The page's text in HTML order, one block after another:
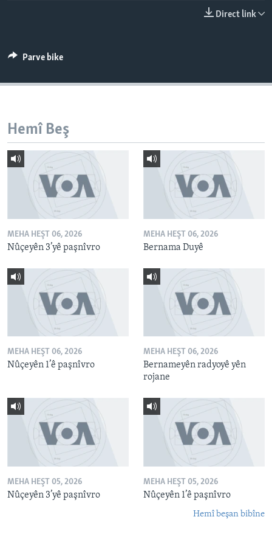
SORANÎ
Learning English
Zimanên Din
Direct link
Parve bike
Hemî Beş
MEHA HEŞT 06, 2026
Nûçeyên 3’yê paşnîvro
MEHA HEŞT 06, 2026
Bernama Duyê
MEHA HEŞT 06, 2026
Nûçeyên 1’ê paşnîvro
MEHA HEŞT 06, 2026
Bernameyên radyoyê yên
rojane
MEHA HEŞT 05, 2026
Nûçeyên 3’yê paşnîvro
MEHA HEŞT 05, 2026
Nûçeyên 1’ê paşnîvro
Hemî beşan bibîne